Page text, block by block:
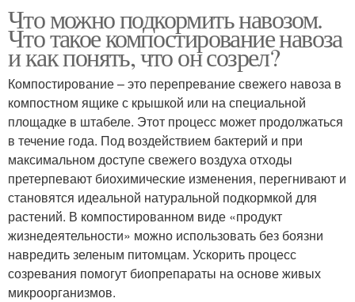
Что можно подкормить навозом.
Что такое компостирование навоза
и как понять, что он созрел?
Компостирование – это перепревание свежего навоза в
компостном ящике с крышкой или на специальной
площадке в штабеле. Этот процесс может продолжаться
в течение года. Под воздействием бактерий и при
максимальном доступе свежего воздуха отходы
претерпевают биохимические изменения, перегнивают и
становятся идеальной натуральной подкормкой для
растений. В компостированном виде «продукт
жизнедеятельности» можно использовать без боязни
навредить зеленым питомцам. Ускорить процесс
созревания помогут биопрепараты на основе живых
микроорганизмов.